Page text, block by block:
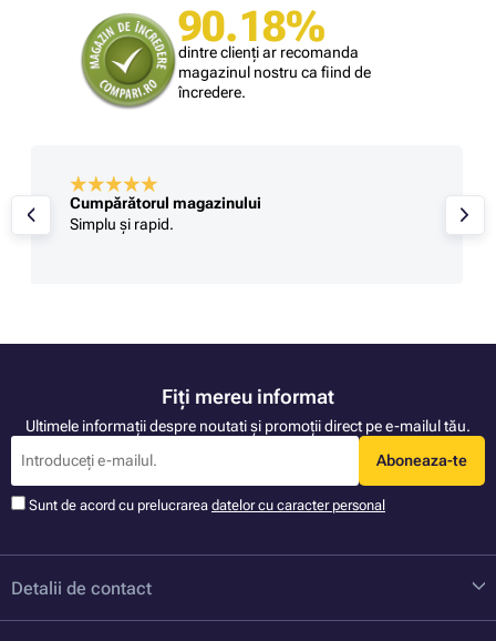
90.18%
dintre clienți ar recomanda
magazinul nostru ca fiind de
încredere.
Cumpărătorul magazinului
Simplu și rapid.
Fiți mereu informat
Ultimele informații despre noutati și promoții direct pe e-mailul tău.
Aboneaza-te
Sunt de acord cu prelucrarea datelor cu caracter personal
Detalii de contact